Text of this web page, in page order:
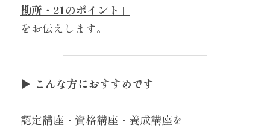
勘所・21のポイント」
をお伝えします。
▶︎ こんな方におすすめです
認定講座・資格講座・養成講座を